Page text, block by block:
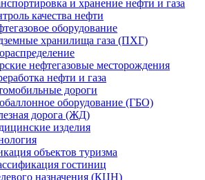
и хранение нефти и газа
качества нефти
оборудование
хранилища газа (ПХГ)
нефтегазовые месторождения
нефти и газа
дороги
оборудование (ГБО)
дорога (ЖД)
изделия
объектов туризма
гостиниц
назначения (КЦН)